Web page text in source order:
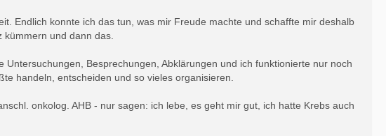
Endlich konnte ich das tun, was mir Freude machte und schaffte mir deshalb
und dann das.
Besprechungen, Abklärungen und ich funktionierte nur noch
handeln, entscheiden und so vieles organisieren.
onkolog. AHB - nur sagen: ich lebe, es geht mir gut, ich hatte Krebs auch